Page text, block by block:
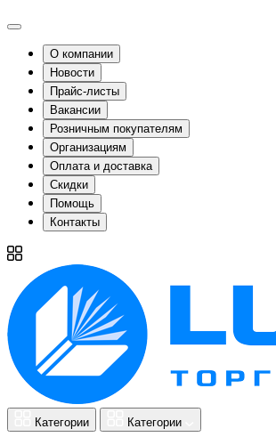
О компании
Новости
Прайс-листы
Вакансии
Розничным покупателям
Организациям
Оплата и доставка
Скидки
Помощь
Контакты
Категории Категории